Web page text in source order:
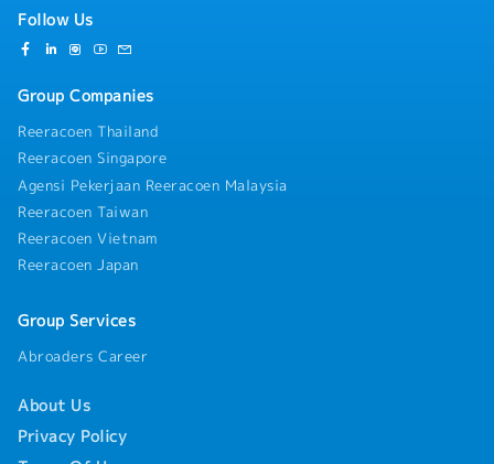
team performance management, and talent
candidate for the General Manager position by
business leadership- Perform other duties and special
assignments as directed by management
Follow Us
Group Companies
Reeracoen Thailand
Reeracoen Singapore
Agensi Pekerjaan Reeracoen Malaysia
Reeracoen Taiwan
Reeracoen Vietnam
Reeracoen Japan
Group Services
Abroaders Career
About Us
Privacy Policy